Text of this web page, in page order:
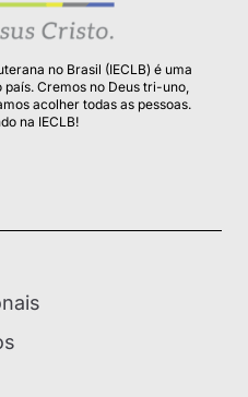
no Brasil (IECLB) é uma
Cremos no Deus tri-uno,
acolher todas as pessoas.
na IECLB!